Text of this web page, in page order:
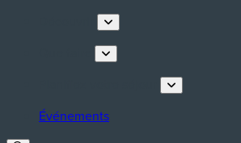
Événements